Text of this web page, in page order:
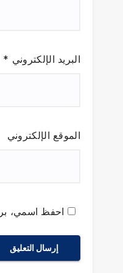
البريد الإلكتروني *
الموقع الإلكتروني
احفظ اسمي،